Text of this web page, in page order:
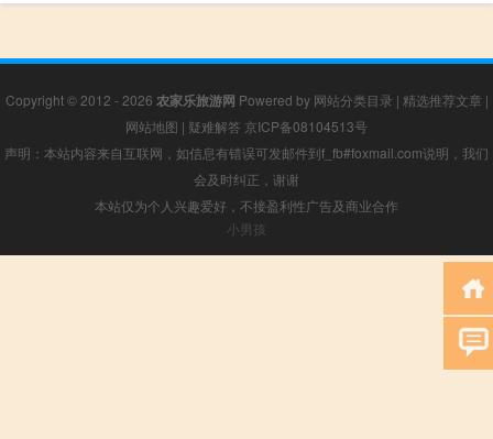
Copyright © 2012 - 2026 农家乐旅游网 Powered by 网站分类目录 | 精选推荐文章 |
网站地图 | 疑难解答 京ICP备08104513号
声明：本站内容来自互联网，如信息有错误可发邮件到f_fb#foxmail.com说明，我们
会及时纠正，谢谢
本站仅为个人兴趣爱好，不接盈利性广告及商业合作
小男孩